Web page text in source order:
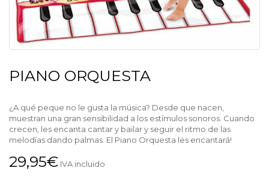
PIANO ORQUESTA
¿A qué peque no le gusta la música? Desde que nacen,
muestran una gran sensibilidad a los estímulos sonoros. Cuando
crecen, les encanta cantar y bailar y seguir el ritmo de las
melodías dando palmas. El Piano Orquesta les encantará!
29,95€ IVA incluido